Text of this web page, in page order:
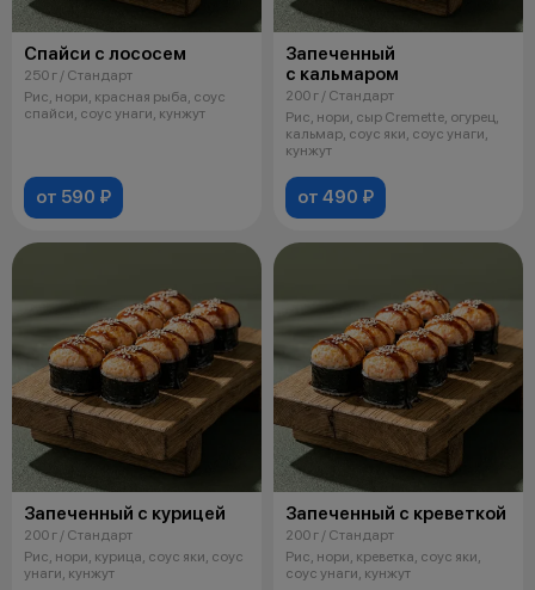
Спайси с лососем
250 г / Стандарт
Рис, нори, красная рыба, соус
спайси, соус унаги, кунжут
от 590 ₽
Запеченный
с кальмаром
200 г / Стандарт
Рис, нори, сыр Cremette, огурец,
кальмар, соус яки, соус унаги,
кунжут
от 490 ₽
Запеченный с курицей
200 г / Стандарт
Рис, нори, курица, соус яки, соус
унаги, кунжут
Запеченный с креветкой
200 г / Стандарт
Рис, нори, креветка, соус яки,
соус унаги, кунжут